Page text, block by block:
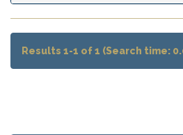
Results 1-1 of 1 (Search time: